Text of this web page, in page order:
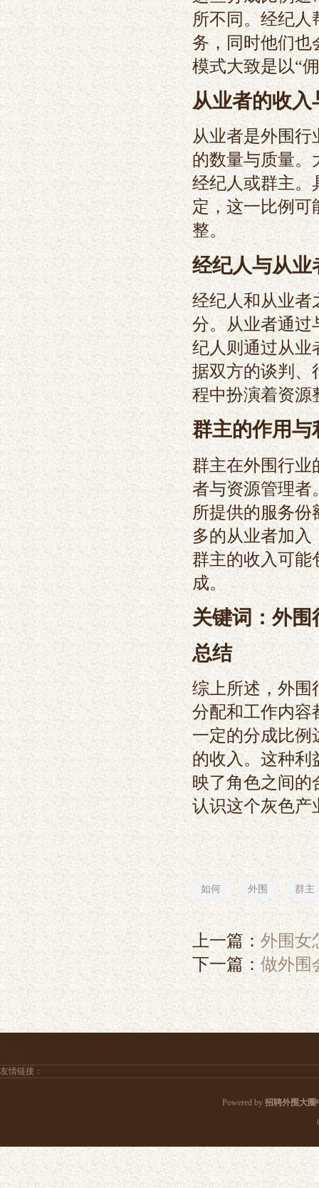
所不同。经纪人
务，同时他们也
模式大致是以“
从业者的收入
从业者是外围行
的数量与质量。
经纪人或群主。
定，这一比例可
整。
经纪人与从业
经纪人和从业者
分。从业者通过
纪人则通过从业
据双方的谈判、
程中扮演着资源
群主的作用与
群主在外围行业
者与资源管理者
所提供的服务
多的从业者加
群主的收入可能
成。
关键词：外
总结
综上所述，外围
分配和工作内容
一定的分成比例
的收入。这种利
映了角色之间的
认识这个灰色产
如何 外围 群主
上一篇：外围女
下一篇：做外围
友情链接：
Powered by 招聘外围大圈